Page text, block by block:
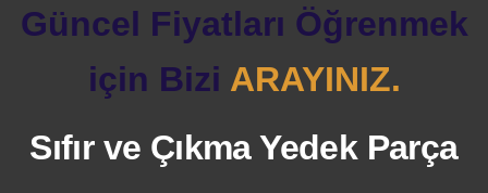
Güncel Fiyatları Öğrenmek
için Bizi ARAYINIZ.
Sıfır ve Çıkma Yedek Parça